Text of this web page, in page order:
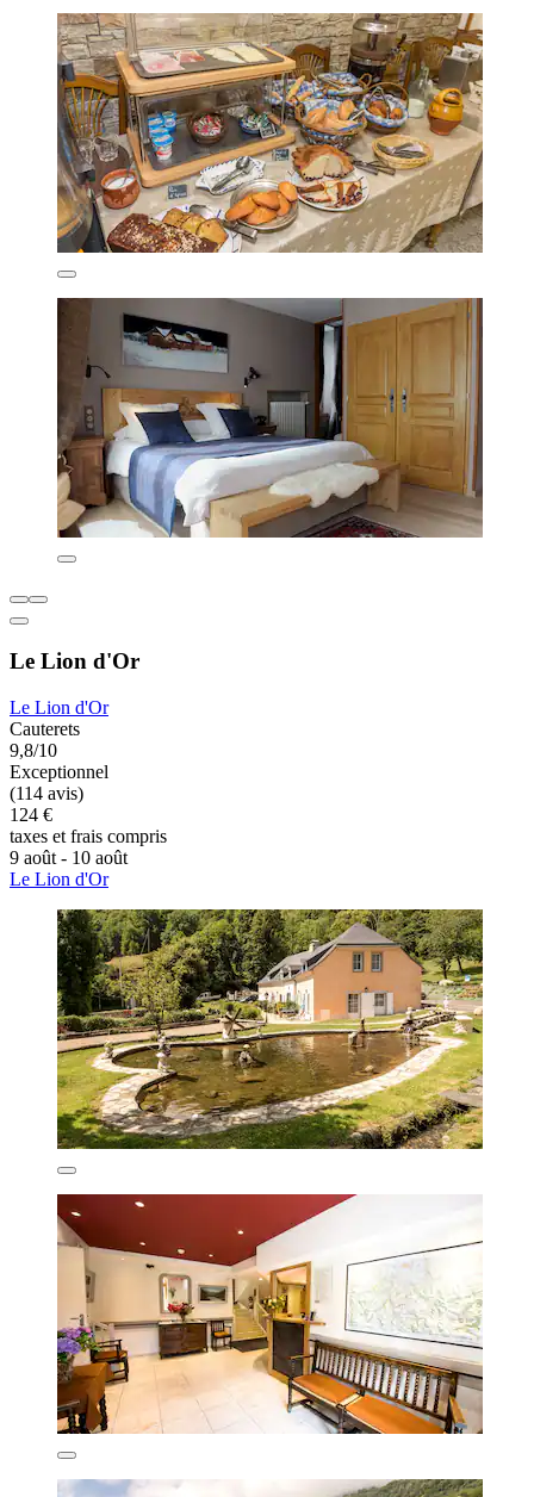
Le Lion d'Or
Le Lion d'Or
Cauterets
9,8/10
Exceptionnel
(114 avis)
124 €
taxes et frais compris
9 août - 10 août
Le Lion d'Or